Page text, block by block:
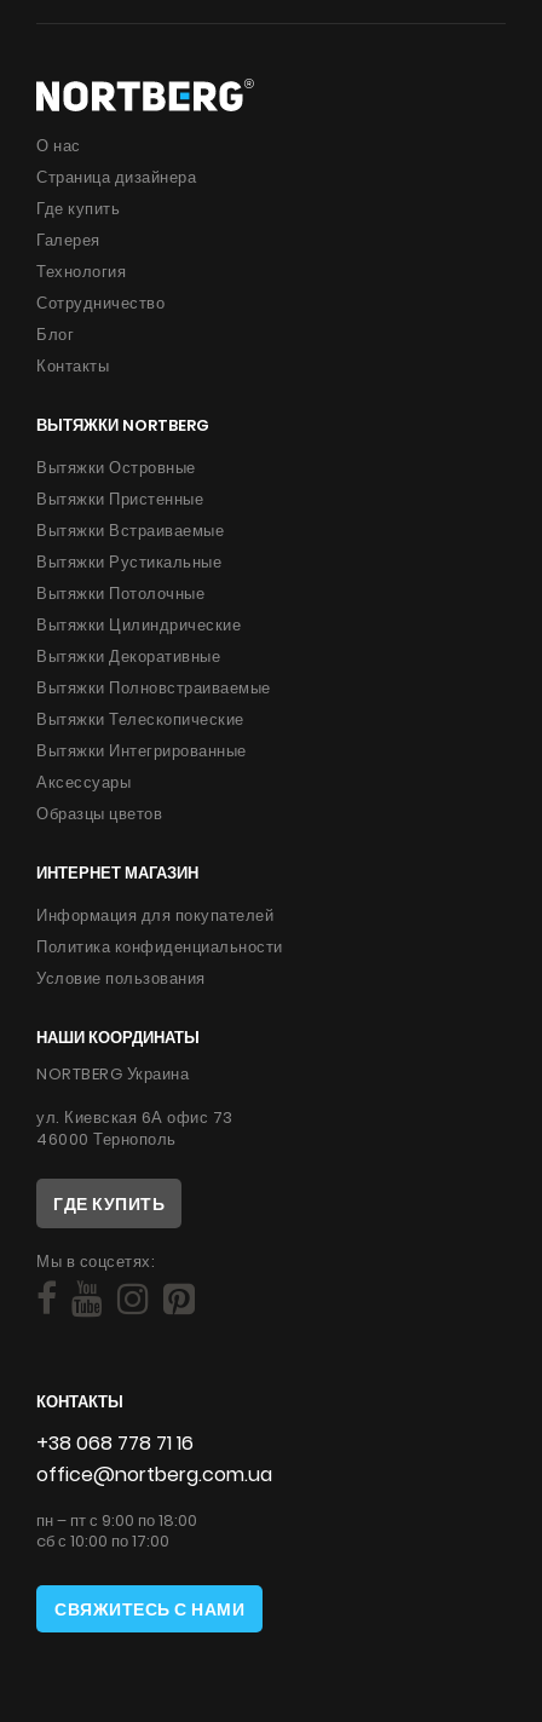
О нас
Страница дизайнера
Где купить
Галерея
Технология
Сотрудничество
Блог
Контакты
ВЫТЯЖКИ NORTBERG
Вытяжки Островные
Вытяжки Пристенные
Вытяжки Встраиваемые
Вытяжки Рустикальные
Вытяжки Потолочные
Вытяжки Цилиндрические
Вытяжки Декоративные
Вытяжки Полновстраиваемые
Вытяжки Телескопические
Вытяжки Интегрированные
Аксессуары
Образцы цветов
ИНТЕРНЕТ МАГАЗИН
Информация для покупателей
Политика конфиденциальности
Условие пользования
НАШИ КООРДИНАТЫ
NORTBERG Украина
ул. Киевская 6А офис 73
46000 Тернополь
ГДЕ КУПИТЬ
Мы в соцсетях:
КОНТАКТЫ
+38 068 778 71 16
office@nortberg.com.ua
пн – пт с 9:00 по 18:00
cб с 10:00 по 17:00
СВЯЖИТЕСЬ С НАМИ